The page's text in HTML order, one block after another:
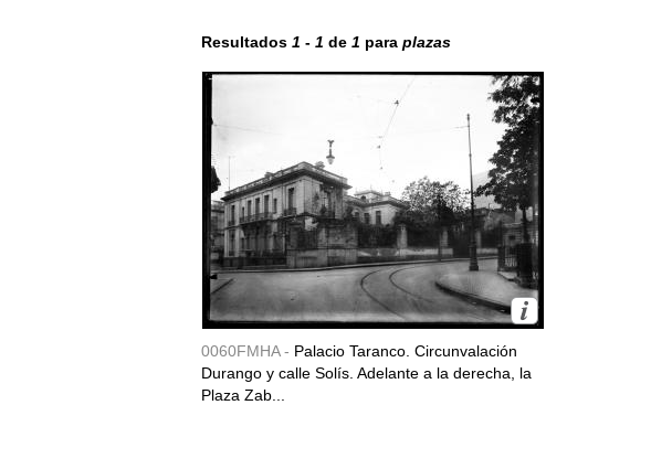
Resultados 1 - 1 de 1 para plazas
0060FMHA - Palacio Taranco. Circunvalación
Durango y calle Solís. Adelante a la derecha, la
Plaza Zab...